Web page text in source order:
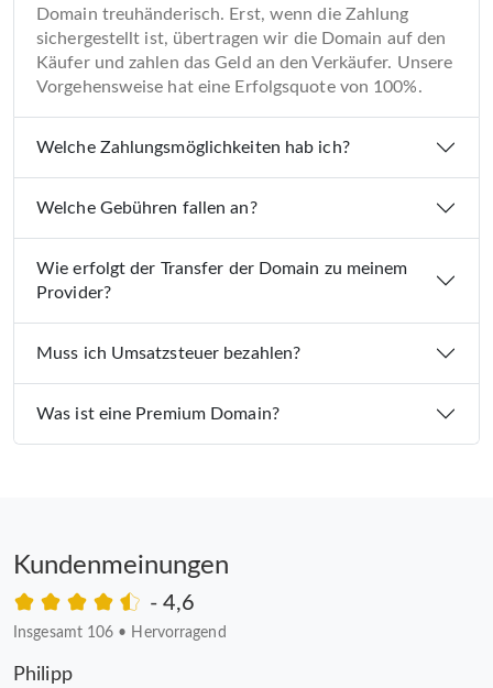
Domain treuhänderisch. Erst, wenn die Zahlung
sichergestellt ist, übertragen wir die Domain auf den
Käufer und zahlen das Geld an den Verkäufer. Unsere
Vorgehensweise hat eine Erfolgsquote von 100%.
Welche Zahlungsmöglichkeiten hab ich?
Welche Gebühren fallen an?
Wie erfolgt der Transfer der Domain zu meinem
Provider?
Muss ich Umsatzsteuer bezahlen?
Was ist eine Premium Domain?
Kundenmeinungen
- 4,6
Insgesamt 106 • Hervorragend
Philipp